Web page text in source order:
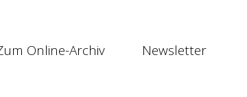
Online-Archiv Newsletter